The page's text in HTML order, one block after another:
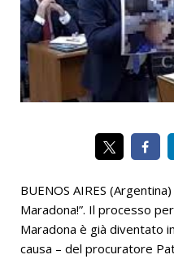
BUENOS AIRES
Maradona!”. Il processo
Maradona è già diventato
causa – del procuratore